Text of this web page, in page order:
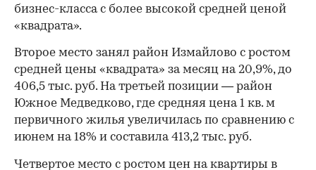
бизнес-класса с более высокой средней ценой
«квадрата».
Второе место занял район Измайлово с ростом
средней цены «квадрата» за месяц на 20,9%, до
406,5 тыс. руб. На третьей позиции — район
Южное Медведково, где средняя цена 1 кв. м
первичного жилья увеличилась по сравнению с
июнем на 18% и составила 413,2 тыс. руб.
Четвертое место с ростом цен на квартиры в